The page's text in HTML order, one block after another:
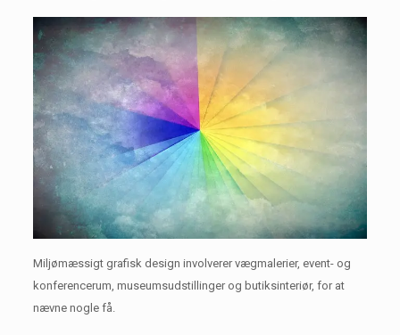
Miljømæssigt grafisk design involverer vægmalerier, event- og
konferencerum, museumsudstillinger og butiksinteriør, for at
nævne nogle få.